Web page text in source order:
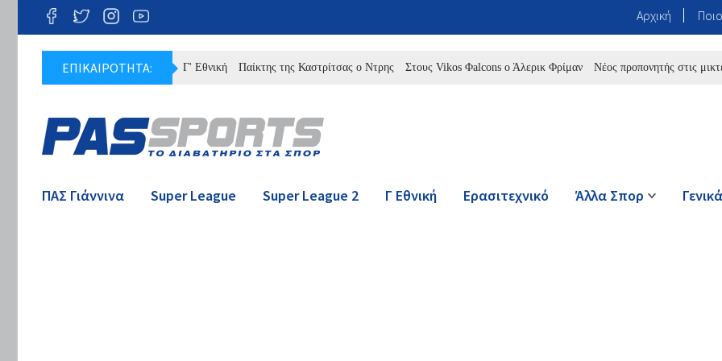
Αρχική
ΕΠΙΚΑΙΡΟΤΗΤΑ:
πρόγραμμα του ΠΑΣ στην Γ' Εθνική Παίκτης της Καστρίτσας ο Ντρης Στους Vikos Φalcons ο Άλερικ Φρίμαν Νέος προπονητής στις μικτές
ΠΑΣ Γιάννινα Super League Super League 2 Γ Εθνική Ερασιτεχνικό Άλλα Σπορ Γενικά